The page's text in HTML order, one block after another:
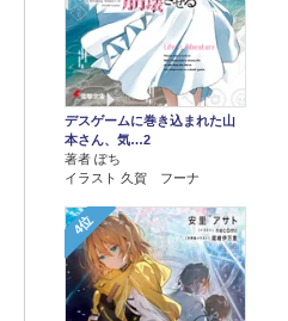
デスゲームに巻き込まれた山
本さん、気…2
著者 ぽち
イラスト 久賀 フーナ
4位